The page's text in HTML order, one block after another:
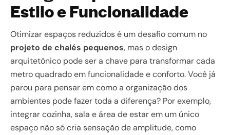
Estilo e Funcionalidade
Otimizar espaços reduzidos é um desafio comum no
projeto de chalés pequenos, mas o design
arquitetônico pode ser a chave para transformar cada
metro quadrado em funcionalidade e conforto. Você já
parou para pensar em como a organização dos
ambientes pode fazer toda a diferença? Por exemplo,
integrar cozinha, sala e área de estar em um único
espaço não só cria sensação de amplitude, como